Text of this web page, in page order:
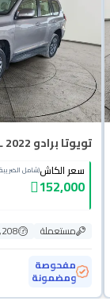
تويوتا برادو TXL 2022 دبل
سعر الكاش(شامل
152,000
مستعملة
مفحوصة
ومضمونة